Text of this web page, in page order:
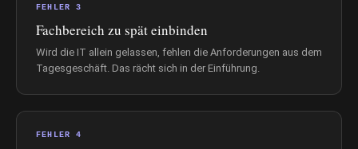
FEHLER 3
Fachbereich zu spät einbinden
Wird die IT allein gelassen, fehlen die Anforderungen aus dem
Tagesgeschäft. Das rächt sich in der Einführung.
FEHLER 4